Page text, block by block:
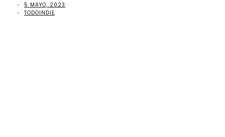
5 MAYO, 2023
TODOINDIE